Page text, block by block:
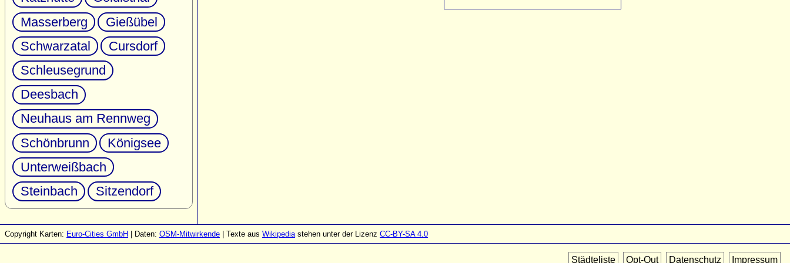
Masserberg
Gießübel
Schwarzatal
Cursdorf
Schleusegrund
Deesbach
Neuhaus am Rennweg
Schönbrunn
Königsee
Unterweißbach
Steinbach
Sitzendorf
Copyright Karten: Euro-Cities GmbH | Daten: OSM-Mitwirkende | Texte aus Wikipediastehen unter der Lizenz CC-BY-SA 4.0
Städteliste Opt-Out Datenschutz Impressum